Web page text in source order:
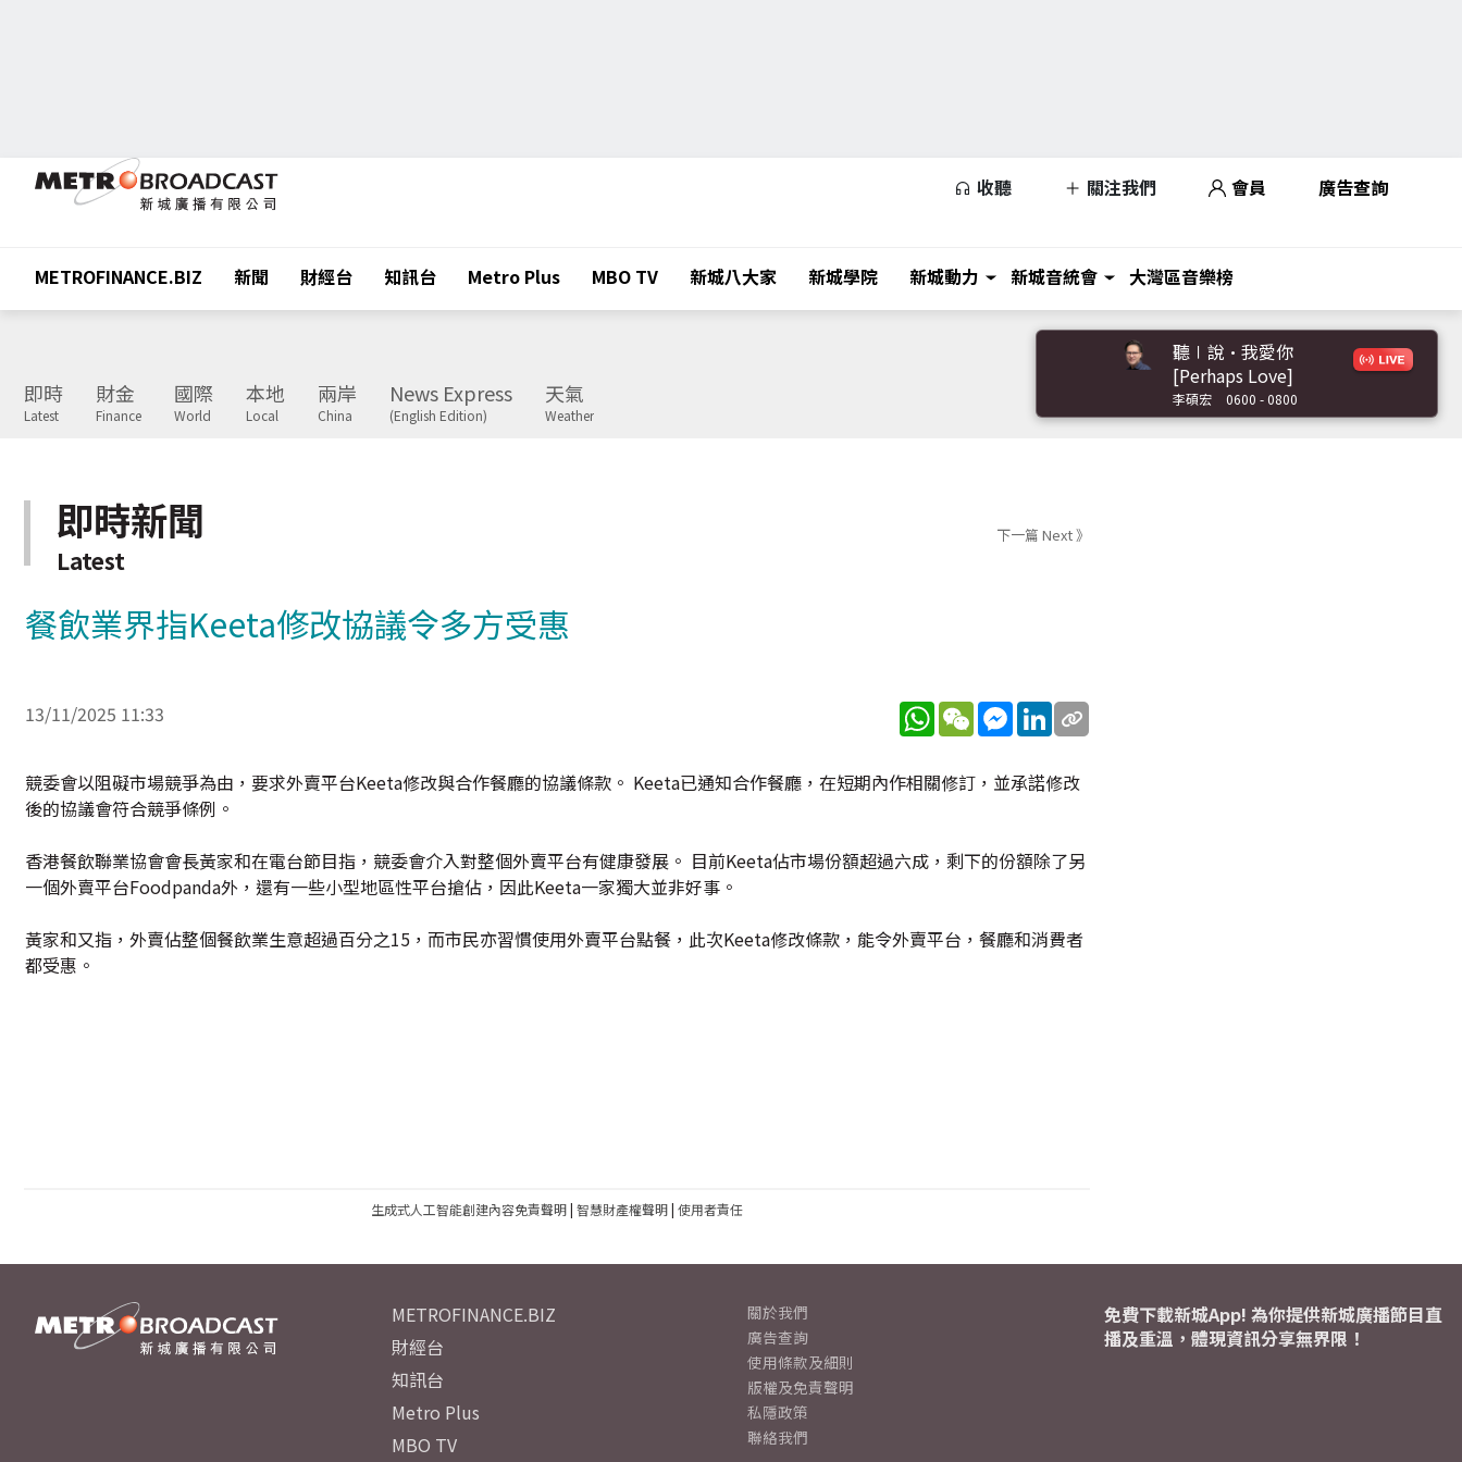
收聽 關注我們 會員 廣告查詢
METROFINANCE.BIZ 新聞 財經台 知訊台 Metro Plus MBO TV 新城八大家 新城學院 新城動力 新城音統會 大灣區音樂榜
即時
Latest
財金
Finance
國際
World
本地
Local
兩岸
China
News Express
(English Edition)
天氣
Weather
聽∣說•我愛你
[Perhaps Love]
李碩宏 0600 - 0800
即時新聞
Latest
下一篇 Next 》
餐飲業界指Keeta修改協議令多方受惠
13/11/2025 11:33 WhatsApp
WeChatMessenger
LinkedIn
競委會以阻礙市場競爭為由，要求外賣平台Keeta修改與合作餐廳的協議條款。 Keeta已通知合作餐廳，在短期內作相關修訂，並承諾修改
後的協議會符合競爭條例。
香港餐飲聯業協會會長黃家和在電台節目指，競委會介入對整個外賣平台有健康發展。 目前Keeta佔市場份額超過六成，剩下的份額除了另
一個外賣平台Foodpanda外，還有一些小型地區性平台搶佔，因此Keeta一家獨大並非好事。
黃家和又指，外賣佔整個餐飲業生意超過百分之15，而市民亦習慣使用外賣平台點餐，此次Keeta修改條款，能令外賣平台，餐廳和消費者
都受惠。
生成式人工智能創建內容免責聲明| 智慧財產權聲明| 使用者責任
METROFINANCE.BIZ
財經台
知訊台
Metro Plus
MBO TV
關於我們
廣告查詢
使用條款及細則
版權及免責聲明
私隱政策
聯絡我們
免費下載新城App! 為你提供新城廣播節目直
播及重溫，體現資訊分享無界限！